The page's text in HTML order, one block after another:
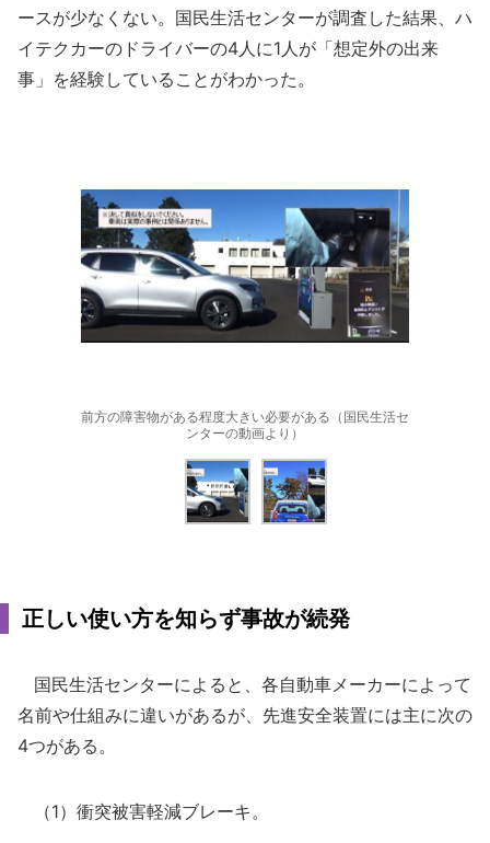
ースが少なくない。国民生活センターが調査した結果、ハ
イテクカーのドライバーの4人に1人が「想定外の出来
事」を経験していることがわかった。
前方の障害物がある程度大きい必要がある（国民生活セ
ンターの動画より）
正しい使い方を知らず事故が続発
国民生活センターによると、各自動車メーカーによって
名前や仕組みに違いがあるが、先進安全装置には主に次の
4つがある。
（1）衝突被害軽減ブレーキ。